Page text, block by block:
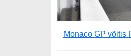
Monaco GP võitis